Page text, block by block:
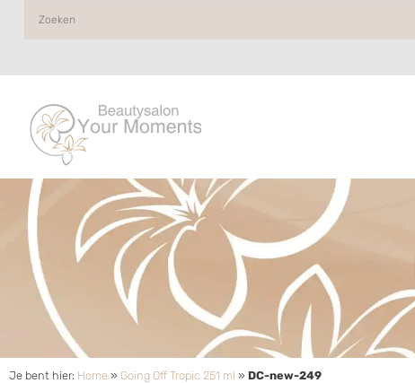
Je bent hier: Home » Going Off Tropic 251 ml » DC-new-249